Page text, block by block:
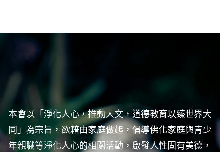
本會以「淨化人心，推動人文，道德教育以臻世界大
同」為宗旨，欲藉由家庭做起，倡導佛化家庭與青少
年親職等淨化人心的相關活動，啟發人性固有美德，